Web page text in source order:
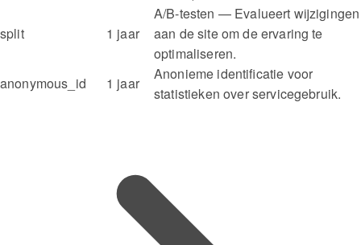
split 1 jaar
A/B-testen — Evalueert wijzigingen
aan de site om de ervaring te
optimaliseren.
anonymous_id
1 jaar
Anonieme identificatie voor
statistieken over servicegebruik.